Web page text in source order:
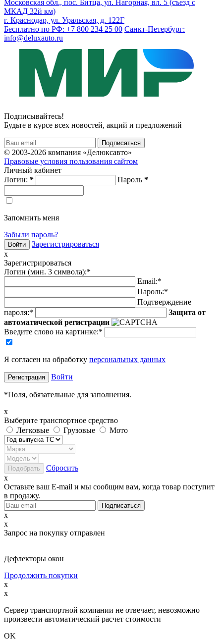
Московская обл., пос. Битца, ул. Нагорная, вл. 5 (съезд с
МКАД 32й км)
г. Краснодар, ул. Уральская, д. 122Г
Бесплатно по РФ: +7 800 234 25 00 Санкт-Петербург:
info@deluxauto.ru
Подписывайтесь!
Будьте в курсе всех новостей, акций и предложений
© 2003-2026 компания «Делюксавто»
Правовые условия пользования сайтом
Личный кабинет
Логин: * Пароль *
Запомнить меня
Забыли пароль?
Зарегистрироваться
x
Зарегистрироваться
Логин (мин. 3 символа):*
Email:*
Пароль:*
Подтверждение
пароля:*
Защита от
автоматической регистрации
Введите слово на картинке:*
Я согласен на обработку персональных данных
Войти
*Поля, обязательные для заполнения.
x
Выберите транспортное средство
Легковые
Грузовые Мото
Сбросить
x
Оставьте ваш E-mail и мы сообщим вам, когда товар поступит
в продажу.
x
x
Запрос на покупку отправлен
Дефлекторы окон
Продолжить покупки
x
x
Сервер транспортной компании не отвечает, невозможно
произвести автоматический расчет стоимости
OK